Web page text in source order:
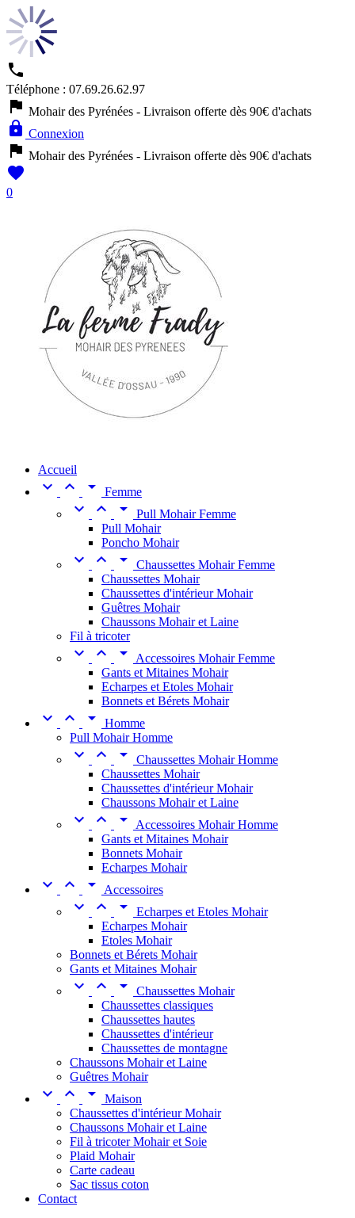

Téléphone : 07.69.26.62.97
 Mohair des Pyrénées - Livraison offerte dès 90€ d'achats
 Connexion
 Mohair des Pyrénées - Livraison offerte dès 90€ d'achats

0
Accueil
   Femme
  
Pull Mohair Femme
Pull Mohair
Poncho Mohair
  
Chaussettes Mohair Femme
Chaussettes Mohair
Chaussettes d'intérieur Mohair
Guêtres Mohair
Chaussons Mohair et Laine
Fil à tricoter
  
Accessoires Mohair Femme
Gants et Mitaines Mohair
Echarpes et Etoles Mohair
Bonnets et Bérets Mohair
  
Homme
Pull Mohair Homme
  
Chaussettes Mohair Homme
Chaussettes Mohair
Chaussettes d'intérieur Mohair
Chaussons Mohair et Laine
  
Accessoires Mohair Homme
Gants et Mitaines Mohair
Bonnets Mohair
Echarpes Mohair
   Accessoires
  
Echarpes et Etoles Mohair
Echarpes Mohair
Etoles Mohair
Bonnets et Bérets Mohair
Gants et Mitaines Mohair
  
Chaussettes Mohair
Chaussettes classiques
Chaussettes hautes
Chaussettes d'intérieur
Chaussettes de montagne
Chaussons Mohair et Laine
Guêtres Mohair
  
Maison
Chaussettes d'intérieur Mohair
Chaussons Mohair et Laine
Fil à tricoter Mohair et Soie
Plaid Mohair
Carte cadeau
Sac tissus coton
Contact